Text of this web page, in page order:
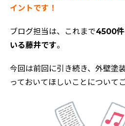
イントです！
ブログ担当は、これまで4500件
いる藤井です。
今回は前回に引き続き、外壁塗
っておいてほしいことについて